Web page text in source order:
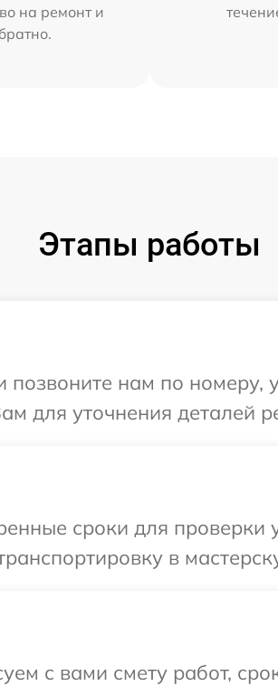
на ремонт и
Этапы работы
нам по номеру,
для уточнения деталей
сроки для проверки
в
с вами смету работ,